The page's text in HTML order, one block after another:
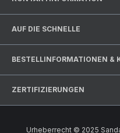
AUF DIE SCHNELLE
BESTELLINFORMATIONEN &
ZERTIFIZIERUNGEN
Urheberrecht © 2025